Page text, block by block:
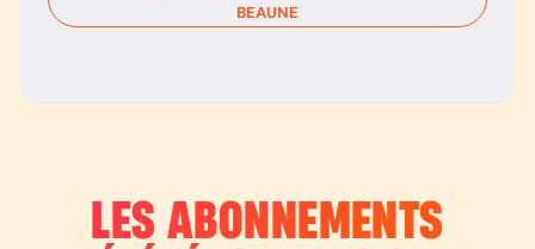
BEAUNE
LES ABONNEMENTS